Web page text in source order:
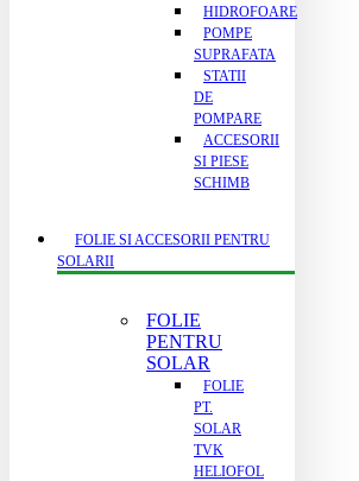
HIDROFOARE
POMPE
SUPRAFATA
STATII
DE
POMPARE
ACCESORII
SI PIESE
SCHIMB
FOLIE SI ACCESORII PENTRU
SOLARII
FOLIE
PENTRU
SOLAR
FOLIE
PT.
SOLAR
TVK
HELIOFOL